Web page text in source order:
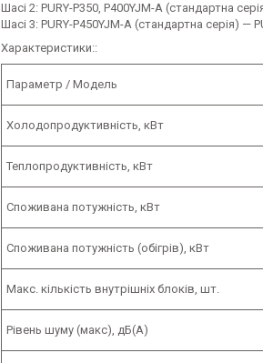
Шасі 2: PURY-P350, P400YJM-A (стандартна
Шасі 3: PURY-P450YJM-A (стандартна серія) —
Характеристики::
Параметр / Модель
Холодопродуктивність, кВт
Теплопродуктивність, кВт
Споживана потужність, кВт
Споживана потужність (обігрів), кВт
Макс. кількість внутрішніх блоків, шт.
Рівень шуму (макс), дБ(А)